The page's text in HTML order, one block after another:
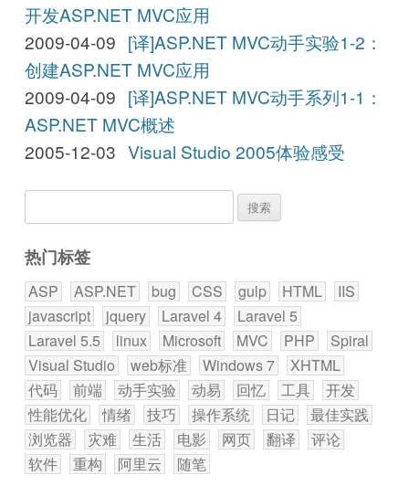
开发ASP.NET MVC应用
2009-04-09 [译]ASP.NET MVC动手实验1-2：
创建ASP.NET MVC应用
2009-04-09 [译]ASP.NET MVC动手系列1-1：
ASP.NET MVC概述
2005-12-03 Visual Studio 2005体验感受
索：
热门标签
ASP ASP.NET bug CSS gulp HTML
IIS
javascript
jquery Laravel 4
Laravel 5
Laravel 5.5
linux Microsoft MVC PHP
Spiral
Visual Studio
web标准 Windows 7
XHTML
代码
前端 动手实验 动易 回忆 工具
开发
性能优化
情绪 技巧 操作系统 日记
最佳实践
浏览器
灾难 生活 电影 网页 翻译
评论
软件
重构 阿里云 随笔